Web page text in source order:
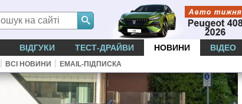
ВІДГУКИ ТЕСТ-ДРАЙВИ НОВИНИ ВІДЕО
| ВСІ НОВИНИ | EMAIL-ПІДПИСКА